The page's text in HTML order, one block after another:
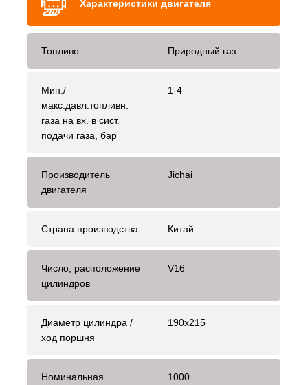
Характеристики двигателя
Топливо Природный газ
Мин./
макс.давл.топливн.
газа на вх. в сист.
подачи газа, бар
1-4
Производитель
двигателя
Jichai
Страна производства Китай
Число, расположение
цилиндров
V16
Диаметр цилиндра /
ход поршня
190х215
Номинальная
1000